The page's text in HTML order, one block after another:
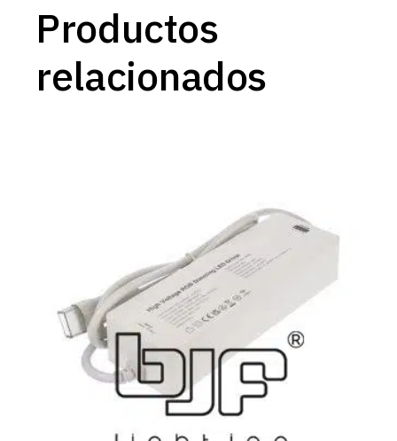
Productos
relacionados